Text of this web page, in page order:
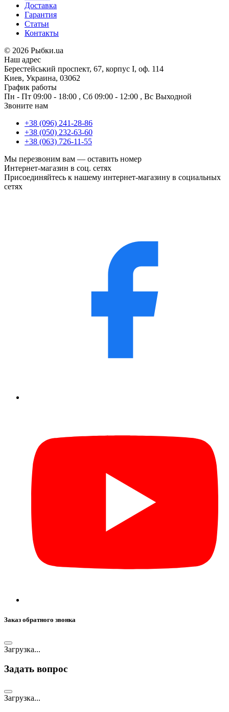
Доставка
Гарантия
Статьи
Контакты
© 2026 Рыбки.ua
Наш адрес
Берестейський проспект, 67, корпус I, оф. 114
Киев, Украина, 03062
График работы
Пн - Пт 09:00 - 18:00 , Сб 09:00 - 12:00 , Вс Выходной
Звоните нам
+38 (096) 241-28-86
+38 (050) 232-63-60
+38 (063) 726-11-55
Мы перезвоним вам — оставить номер
Интернет-магазин в соц. сетях
Присоединяйтесь к нашему интернет-магазину в социальных
сетях
Заказ обратного звонка
Загрузка...
Задать вопрос
Загрузка...